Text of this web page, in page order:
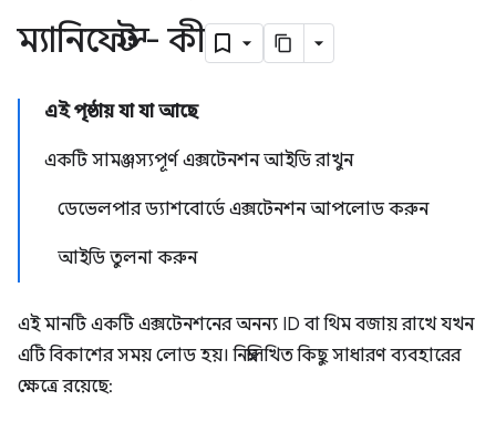
ম্যানিফেস্ট - কী
এই পৃষ্ঠায় যা যা আছে
একটি সামঞ্জস্যপূর্ণ এক্সটেনশন আইডি রাখুন
ডেভেলপার ড্যাশবোর্ডে এক্সটেনশন আপলোড করুন
আইডি তুলনা করুন
এই মানটি একটি এক্সটেনশনের অনন্য ID বা থিম বজায় রাখে যখন
এটি বিকাশের সময় লোড হয়। নিম্নলিখিত কিছু সাধারণ ব্যবহারের
ক্ষেত্রে রয়েছে: